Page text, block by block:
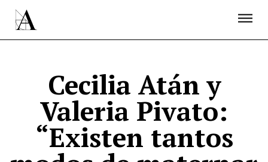
Cecilia Atán y
Valeria Pivato:
“Existen tantos
ÚNETE A LA ACADEMIA DE CINE
PRENSA
NEWSLETTER